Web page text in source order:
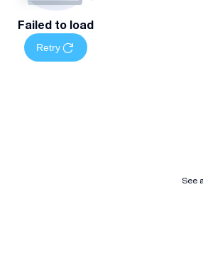
Failed to load
Retry
See